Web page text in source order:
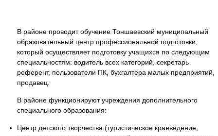
В районе проводит обучение Тоншаевский муниципальный
образовательный центр профессиональной подготовки,
который осуществляет подготовку учащихся по следующим
специальностям: водитель всех категорий, секретарь
референт, пользователи ПК, бухгалтера малых предприятий,
продавец.
В районе функционируют учреждения дополнительного
специального образования:
Центр детского творчества (туристическое краеведение,